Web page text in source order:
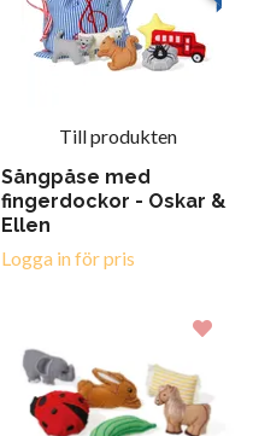
Till produkten
Sångpåse med
fingerdockor - Oskar &
Ellen
Logga in för pris